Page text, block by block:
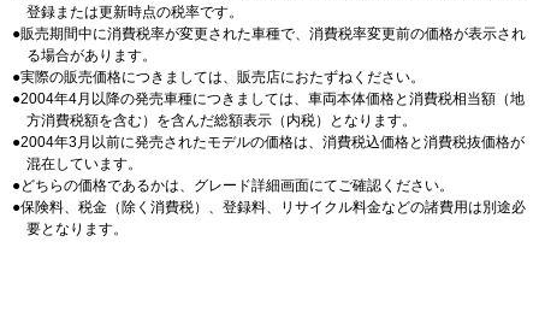
登録または更新時点の税率です。
販売期間中に消費税率が変更された車種で、消費税率変更前の価格が表示され
る場合があります。
実際の販売価格につきましては、販売店におたずねください。
2004年4月以降の発売車種につきましては、車両本体価格と消費税相当額（地
方消費税額を含む）を含んだ総額表示（内税）となります。
2004年3月以前に発売されたモデルの価格は、消費税込価格と消費税抜価格が
混在しています。
どちらの価格であるかは、グレード詳細画面にてご確認ください。
保険料、税金（除く消費税）、登録料、リサイクル料金などの諸費用は別途必
要となります。